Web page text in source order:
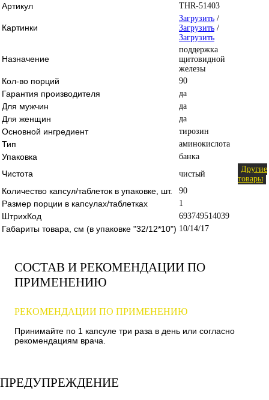
Артикул THR-51403
Картинки
Загрузить /
Загрузить /
Загрузить
Назначение
поддержка
щитовидной
железы
Кол-во порций 90
Гарантия производителя да
Для мужчин да
Для женщин да
Основной ингредиент тирозин
Тип аминокислота
Упаковка банка
Чистота чистый
Другие
товары
Количество капсул/таблеток в упаковке, шт. 90
Размер порции в капсулах/таблетках 1
ШтрихКод 693749514039
Габариты товара, см (в упаковке "32/12*10") 10/14/17
СОСТАВ И РЕКОМЕНДАЦИИ ПО
ПРИМЕНЕНИЮ
РЕКОМЕНДАЦИИ ПО ПРИМЕНЕНИЮ
Принимайте по 1 капсуле три раза в день или согласно
рекомендациям врача.
ПРЕДУПРЕЖДЕНИЕ